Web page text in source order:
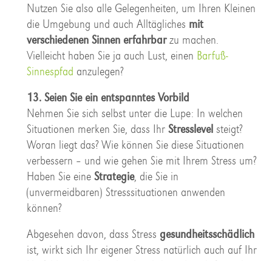
Nutzen Sie also alle Gelegenheiten, um Ihren Kleinen
die Umgebung und auch Alltägliches mit
verschiedenen Sinnen erfahrbarzu machen.
Vielleicht haben Sie ja auch Lust, einen Barfuß-
Sinnespfad anzulegen?
13. Seien Sie ein entspanntes Vorbild
Nehmen Sie sich selbst unter die Lupe: In welchen
Situationen merken Sie, dass Ihr Stresslevel steigt?
Woran liegt das? Wie können Sie diese Situationen
verbessern – und wie gehen Sie mit Ihrem Stress um?
Haben Sie eine Strategie, die Sie in
(unvermeidbaren) Stresssituationen anwenden
können?
Abgesehen davon, dass Stress gesundheitsschädlich
ist, wirkt sich Ihr eigener Stress natürlich auch auf Ihr